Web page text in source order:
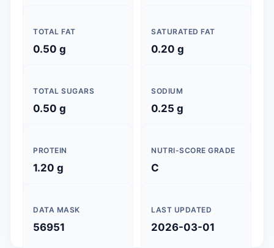
TOTAL FAT
0.50 g
SATURATED FAT
0.20 g
TOTAL SUGARS
0.50 g
SODIUM
0.25 g
PROTEIN
1.20 g
NUTRI-SCORE GRADE
C
DATA MASK
56951
LAST UPDATED
2026-03-01